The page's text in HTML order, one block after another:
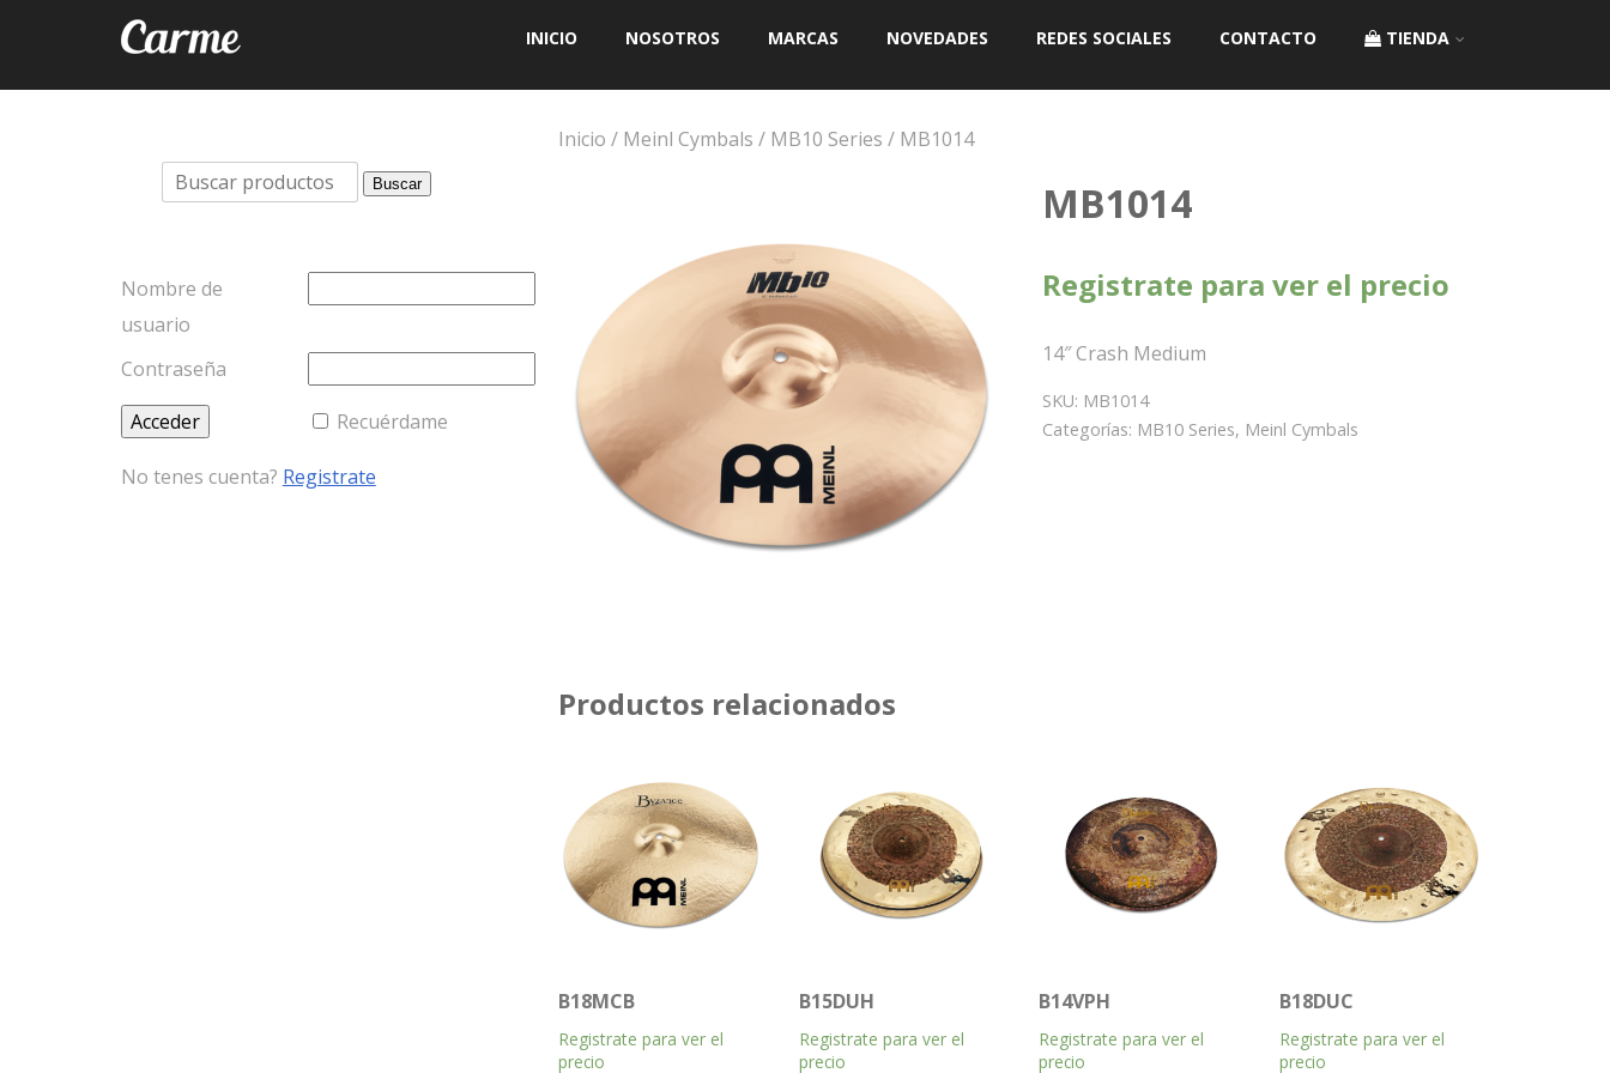
INICIO NOSOTROS MARCAS NOVEDADES REDES SOCIALES CONTACTO TIENDA
Inicio / Meinl Cymbals / MB10 Series / MB1014
MB1014
Registrate para ver el precio
14″ Crash Medium
SKU: MB1014
Categorías: MB10 Series, Meinl Cymbals
Productos relacionados
B18MCB
Registrate para ver el
precio
B15DUH
Registrate para ver el
precio
B14VPH
Registrate para ver el
precio
B18DUC
Registrate para ver el
precio
Buscar
por:
Buscar
Nombre de
usuario
Contraseña
Recuérdame
No tenes cuenta? Registrate